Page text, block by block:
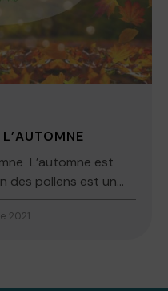
L’automne est
des pollens est un...
2021